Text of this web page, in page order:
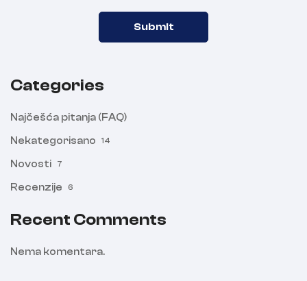
Categories
Najčešća pitanja (FAQ)
Nekategorisano
14
Novosti 7
Recenzije 6
Recent Comments
Nema komentara.